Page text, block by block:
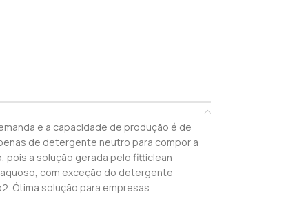
e a capacidade de produção é de
de detergente neutro para compor a
pois a solução gerada pelo fitticlean
com exceção do detergente
Ótima solução para empresas